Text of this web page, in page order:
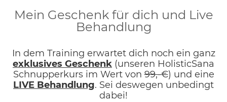
Mein Geschenk für dich und Live
Behandlung
In dem Training erwartet dich noch ein ganz
exklusives Geschenk (unseren HolisticSana
Schnupperkurs im Wert von99,-€) und eine
LIVE Behandlung. Sei deswegen unbedingt
dabei!